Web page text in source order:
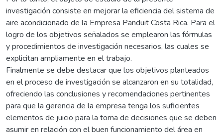
investigación consiste en mejorar la eficiencia del sistema de
aire acondicionado de la Empresa Panduit Costa Rica. Para el
logro de los objetivos señalados se emplearon las fórmulas
y procedimientos de investigación necesarios, las cuales se
explicitan ampliamente en el trabajo.
Finalmente se debe destacar que los objetivos planteados
en el proceso de investigación se alcanzaron en su totalidad,
ofreciendo las conclusiones y recomendaciones pertinentes
para que la gerencia de la empresa tenga los suficientes
elementos de juicio para la toma de decisiones que se deben
asumir en relación con el buen funcionamiento del área en